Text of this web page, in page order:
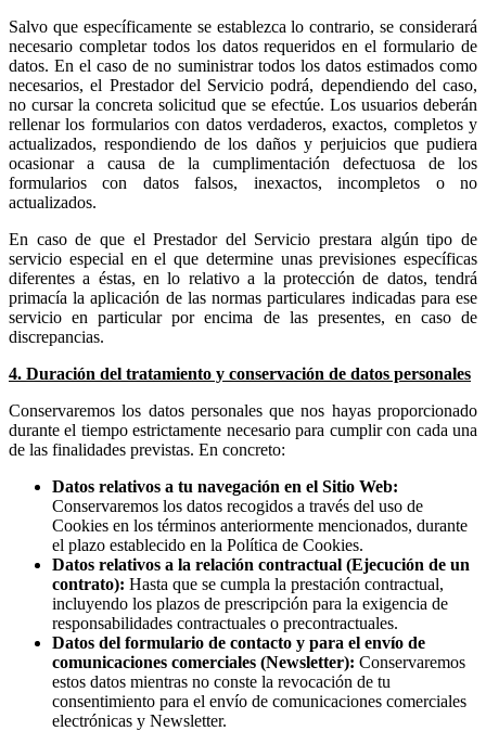
Salvo que específicamente se establezca lo contrario, se considerará
necesario completar todos los datos requeridos en el formulario de
datos. En el caso de no suministrar todos los datos estimados como
necesarios, el Prestador del Servicio podrá, dependiendo del caso,
no cursar la concreta solicitud que se efectúe. Los usuarios deberán
rellenar los formularios con datos verdaderos, exactos, completos y
actualizados, respondiendo de los daños y perjuicios que pudiera
ocasionar a causa de la cumplimentación defectuosa de los
formularios con datos falsos, inexactos, incompletos o no
actualizados.
En caso de que el Prestador del Servicio prestara algún tipo de
servicio especial en el que determine unas previsiones específicas
diferentes a éstas, en lo relativo a la protección de datos, tendrá
primacía la aplicación de las normas particulares indicadas para ese
servicio en particular por encima de las presentes, en caso de
discrepancias.
4. Duración del tratamiento y conservación de datos personales
Conservaremos los datos personales que nos hayas proporcionado
durante el tiempo estrictamente necesario para cumplir con cada una
de las finalidades previstas. En concreto:
Datos relativos a tu navegación en el Sitio Web:
Conservaremos los datos recogidos a través del uso de
Cookies en los términos anteriormente mencionados, durante
el plazo establecido en la Política de Cookies.
Datos relativos a la relación contractual (Ejecución de un
contrato): Hasta que se cumpla la prestación contractual,
incluyendo los plazos de prescripción para la exigencia de
responsabilidades contractuales o precontractuales.
Datos del formulario de contacto y para el envío de
comunicaciones comerciales (Newsletter): Conservaremos
estos datos mientras no conste la revocación de tu
consentimiento para el envío de comunicaciones comerciales
electrónicas y Newsletter.